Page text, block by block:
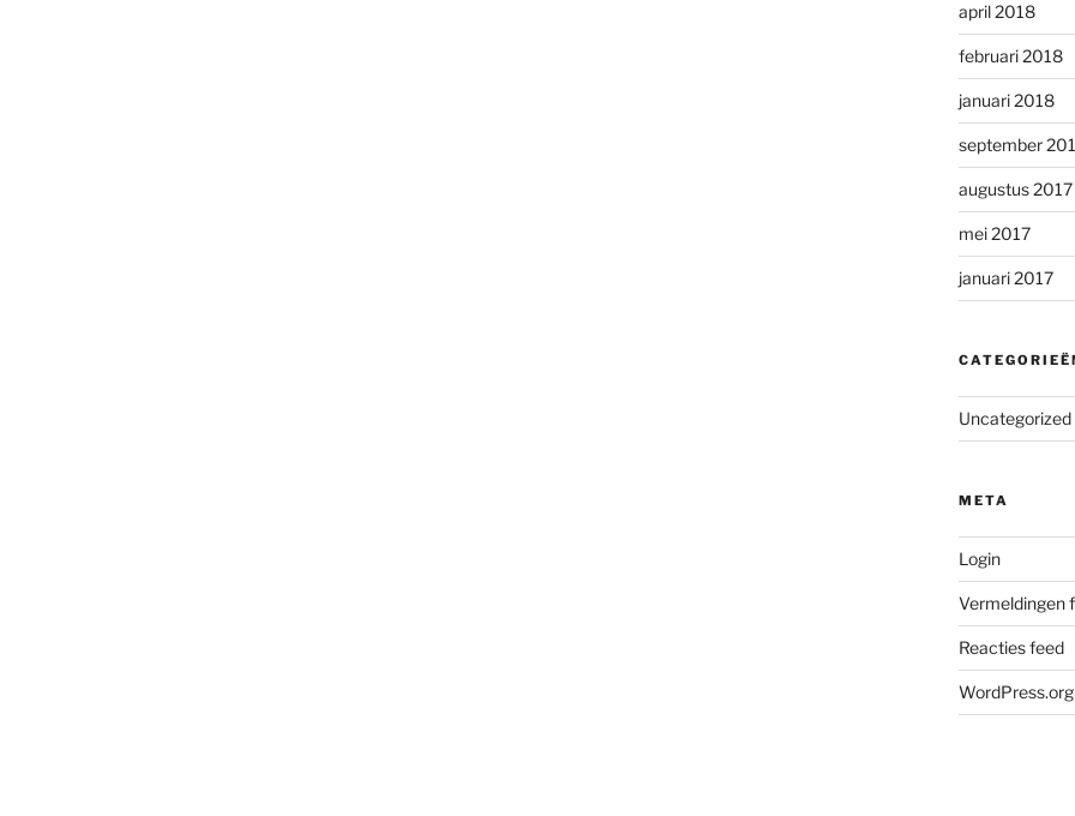
april 2018
februari 2018
januari 2018
september
augustus 2017
mei 2017
januari 2017
Uncategorized
META
Login
Vermeldingen
Reacties feed
WordPress.org